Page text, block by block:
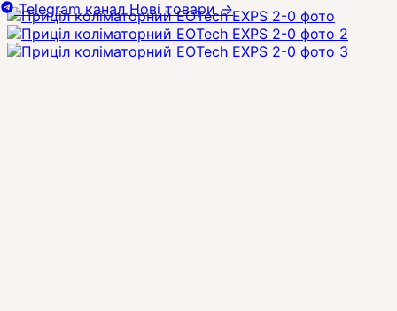
Telegram канал Нові товари→